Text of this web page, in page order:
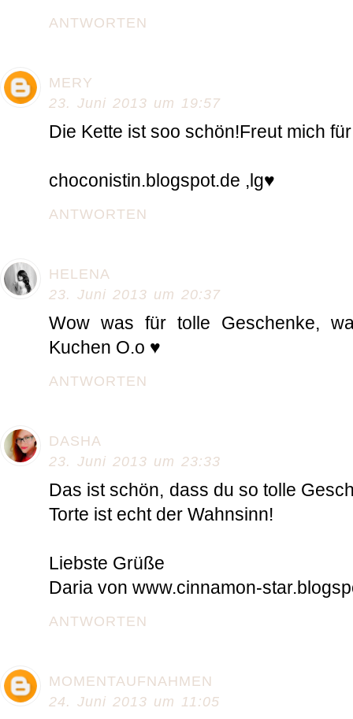
ANTWORTEN
MERY
23. Juni 2013 um 19:57
Die Kette ist soo schön!Freut mich
choconistin.blogspot.de ,lg♥
ANTWORTEN
HELENA
23. Juni 2013 um 20:37
Wow was für tolle Geschenke,
Kuchen O.o ♥
ANTWORTEN
DASHA
23. Juni 2013 um 23:33
Das ist schön, dass du so tolle
Torte ist echt der Wahnsinn!
Liebste Grüße
Daria von www.cinnamon-
ANTWORTEN
MOMENTAUFNAHMEN
24. Juni 2013 um 11:05